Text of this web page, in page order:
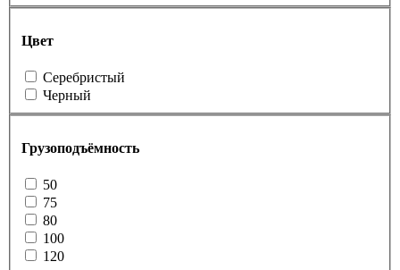
Цвет
Серебристый
Черный
Грузоподъёмность
50
75
80
100
120